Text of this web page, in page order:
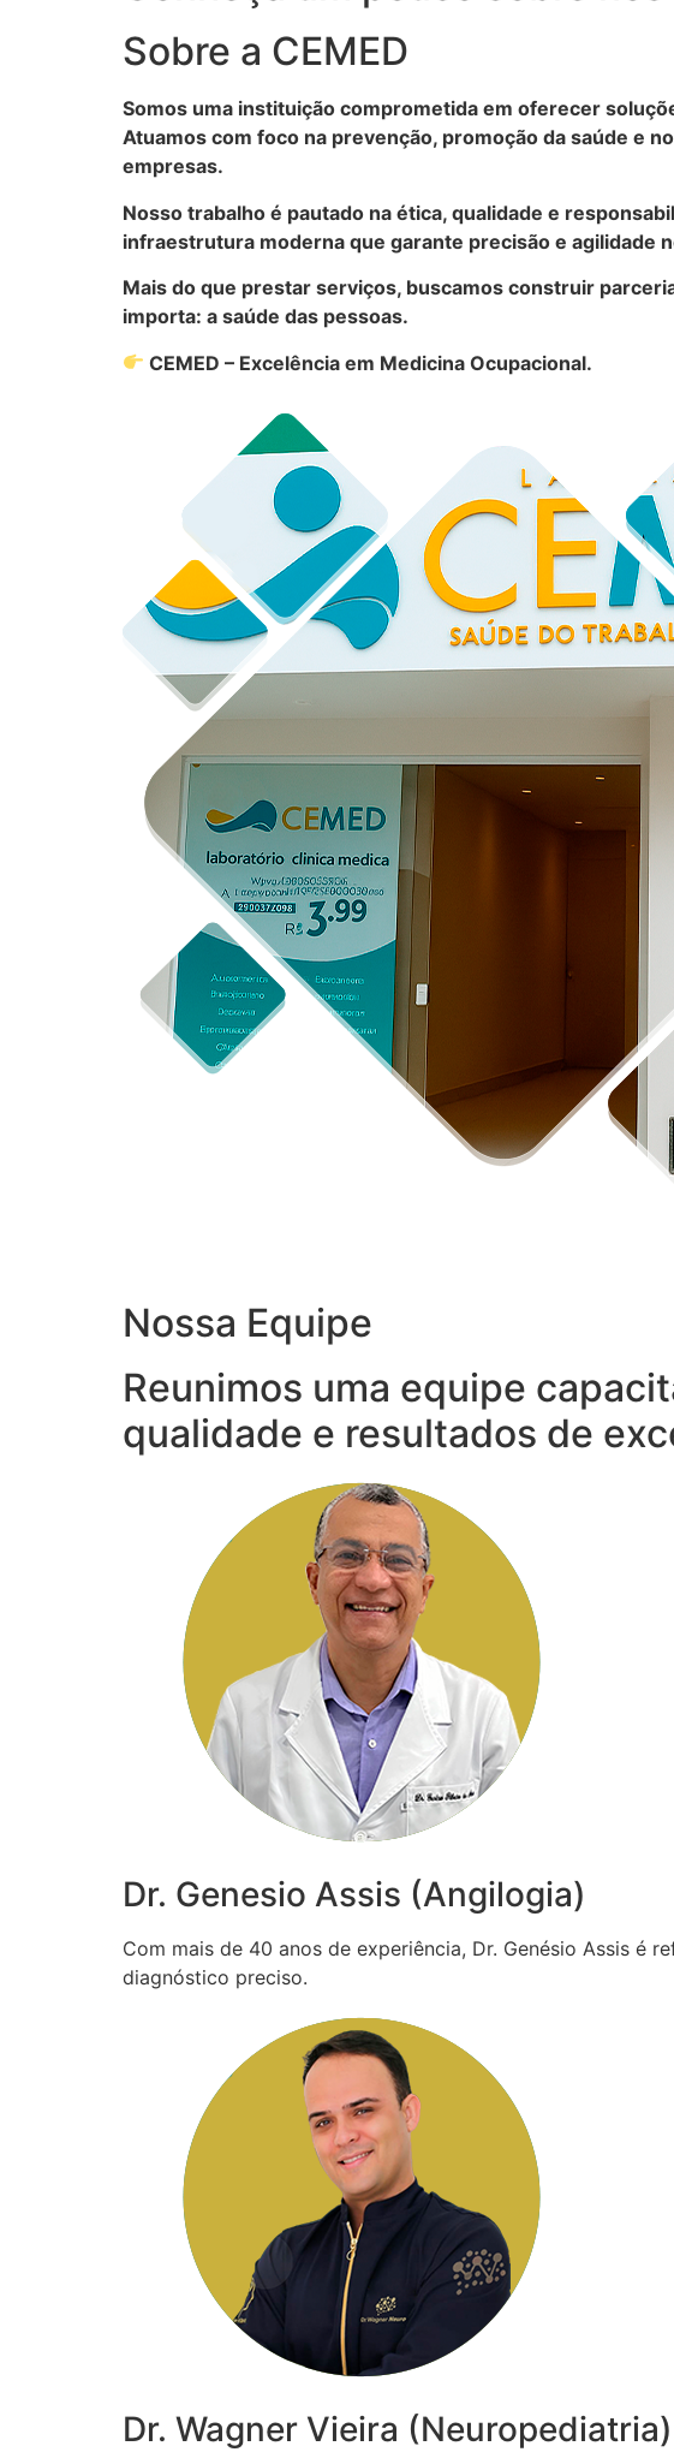
Sobre a CEMED
Somos uma instituição comprometida em oferecer
Atuamos com foco na prevenção, promoção da saúde e
empresas.
Nosso trabalho é pautado na ética, qualidade e
infraestrutura moderna que garante precisão e agilidade
Mais do que prestar serviços, buscamos construir
importa: a saúde das pessoas.
CEMED – Excelência em Medicina Ocupacional.
Nossa Equipe
Reunimos uma equipe
qualidade e resultados de
Dr. Genesio Assis (Angilogia)
Com mais de 40 anos de experiência, Dr. Genésio Assis é
diagnóstico preciso.
Dr. Wagner Vieira (Neuropediatria)